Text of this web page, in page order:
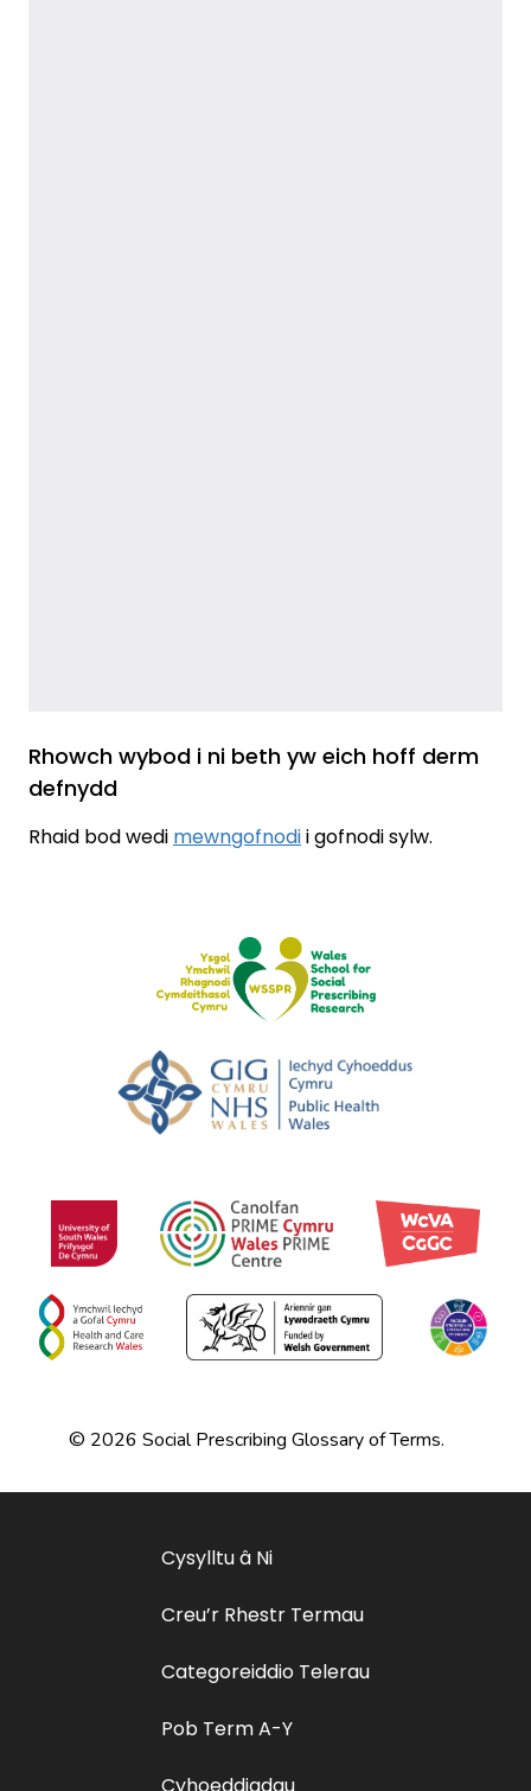
Rhowch wybod i ni beth yw eich hoff derm
defnydd
Rhaid bod wedi mewngofnodii gofnodi sylw.
© 2026 Social Prescribing Glossary of Terms.
Cysylltu â Ni
Creu’r Rhestr Termau
Categoreiddio Telerau
Pob Term A-Y